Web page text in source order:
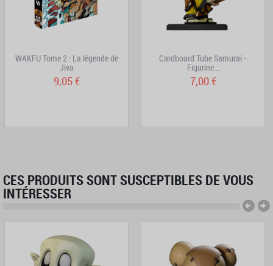
WAKFU Tome 2 : La légende de
Jiva
9,05 €
Cardboard Tube Samurai -
Figurine...
7,00 €
CES PRODUITS SONT SUSCEPTIBLES DE VOUS
INTÉRESSER